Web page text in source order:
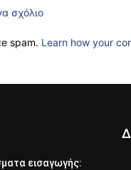
σχόλιο
spam. Learn how your
εισαγωγής: